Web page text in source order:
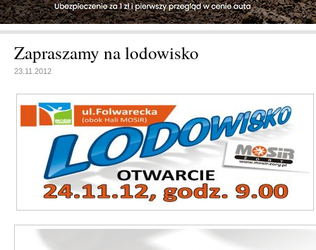
Zapraszamy na lodowisko
23.11.2012